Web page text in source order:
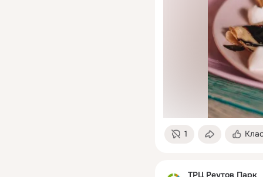
1
ТРЦ Реутов Парк